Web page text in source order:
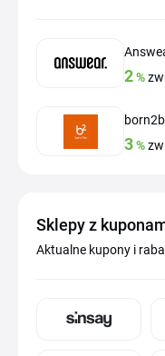
2%
3%
Sklepy z
Aktualne kupony i